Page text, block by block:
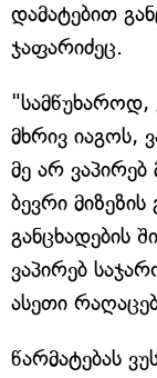
დამატებით
ჯაფარიძეც.
მხრივ იაგოს,
მე არ
ბევრი
განცხადების
ვაპირებ
ასეთი
წარმატებას